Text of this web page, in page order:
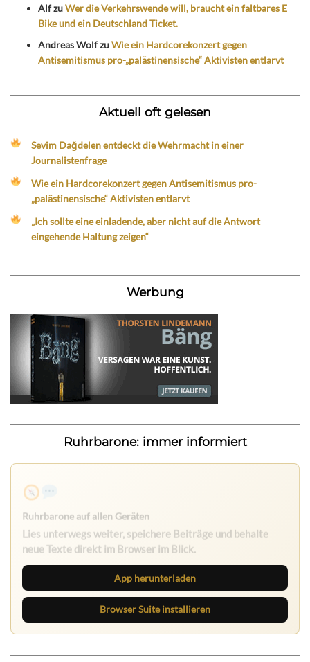
AlfzuWer die Verkehrswende will, braucht ein faltbares E
Bike und ein Deutschland Ticket.
Andreas WolfzuWie ein Hardcorekonzert gegen
Antisemitismus pro-„palästinensische“ Aktivisten entlarvt
Aktuell oft gelesen
Sevim Dağdelen entdeckt die Wehrmacht in einer
Journalistenfrage
Wie ein Hardcorekonzert gegen Antisemitismus pro-
„palästinensische“ Aktivisten entlarvt
„Ich sollte eine einladende, aber nicht auf die Antwort
eingehende Haltung zeigen“
Werbung
Ruhrbarone: immer informiert
Ruhrbarone auf allen Geräten
Lies unterwegs weiter, speichere Beiträge und behalte
neue Texte direkt im Browser im Blick.
App herunterladen
Browser Suite installieren